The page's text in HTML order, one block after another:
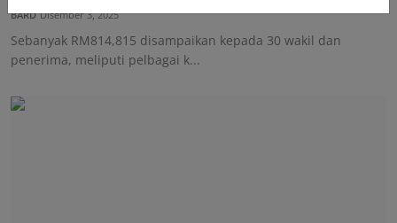
BARD Disember 3, 2025
Sebanyak RM814,815 disampaikan kepada 30 wakil dan
penerima, meliputi pelbagai k...